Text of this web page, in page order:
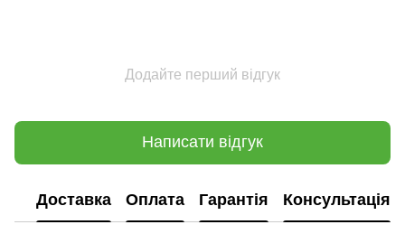
Додайте перший відгук
Написати відгук
Доставка Оплата Гарантія Консультація